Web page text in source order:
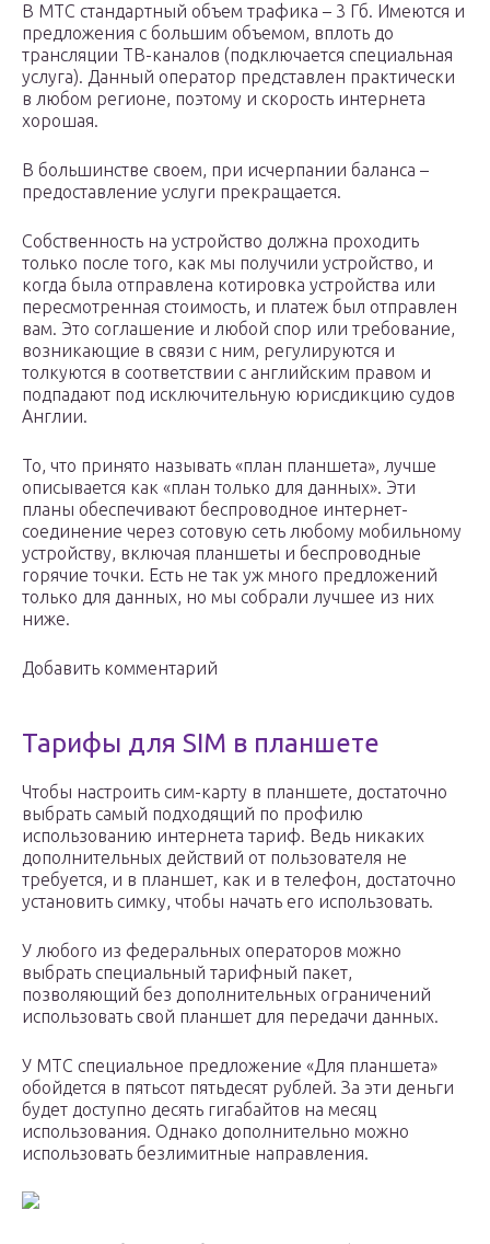
В МТС стандартный объем трафика – 3 Гб. Имеются и
предложения с большим объемом, вплоть до
трансляции ТВ-каналов (подключается специальная
услуга). Данный оператор представлен практически
в любом регионе, поэтому и скорость интернета
хорошая.
В большинстве своем, при исчерпании баланса –
предоставление услуги прекращается.
Собственность на устройство должна проходить
только после того, как мы получили устройство, и
когда была отправлена ​​котировка устройства или
пересмотренная стоимость, и платеж был отправлен
вам. Это соглашение и любой спор или требование,
возникающие в связи с ним, регулируются и
толкуются в соответствии с английским правом и
подпадают под исключительную юрисдикцию судов
Англии.
То, что принято называть «план планшета», лучше
описывается как «план только для данных». Эти
планы обеспечивают беспроводное интернет-
соединение через сотовую сеть любому мобильному
устройству, включая планшеты и беспроводные
горячие точки. Есть не так уж много предложений
только для данных, но мы собрали лучшее из них
ниже.
Добавить комментарий
Тарифы для SIM в планшете
Чтобы настроить сим-карту в планшете, достаточно
выбрать самый подходящий по профилю
использованию интернета тариф. Ведь никаких
дополнительных действий от пользователя не
требуется, и в планшет, как и в телефон, достаточно
установить симку, чтобы начать его использовать.
У любого из федеральных операторов можно
выбрать специальный тарифный пакет,
позволяющий без дополнительных ограничений
использовать свой планшет для передачи данных.
У МТС специальное предложение «Для планшета»
обойдется в пятьсот пятьдесят рублей. За эти деньги
будет доступно десять гигабайтов на месяц
использования. Однако дополнительно можно
использовать безлимитные направления.